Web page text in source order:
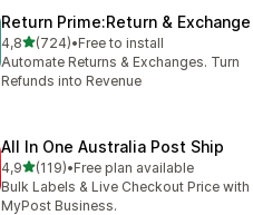
Return Prime:Return & Exchange
4,8de 5 estrelas
(724)
724 total de avaliações
•Free to install
Automate Returns & Exchanges. Turn
Refunds into Revenue
All In One Australia Post Ship
4,9de 5 estrelas
(119)
119 total de avaliações
•Free plan available
Bulk Labels & Live Checkout Price with
MyPost Business.